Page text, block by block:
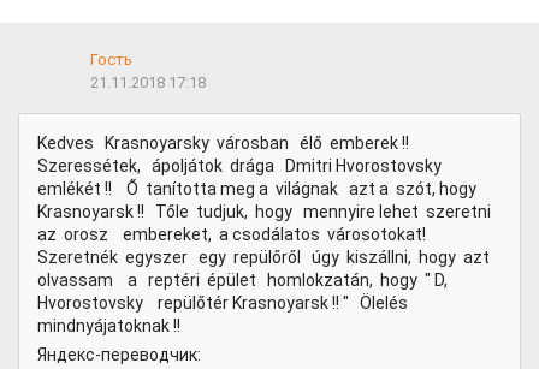
Гость
21.11.2018 17:18
Kedves Krasnoyarsky városban élő emberek !!
Szeressétek, ápoljátok drága Dmitri Hvorostovsky
emlékét !! Ő tanította meg a világnak azt a szót, hogy
Krasnoyarsk !! Tőle tudjuk, hogy mennyire lehet szeretni
az orosz embereket, a csodálatos városotokat!
Szeretnék egyszer egy repülőről úgy kiszállni, hogy azt
olvassam a reptéri épület homlokzatán, hogy " D,
Hvorostovsky repülőtér Krasnoyarsk !! " Ölelés
mindnyájatoknak !!
Яндекс-переводчик: